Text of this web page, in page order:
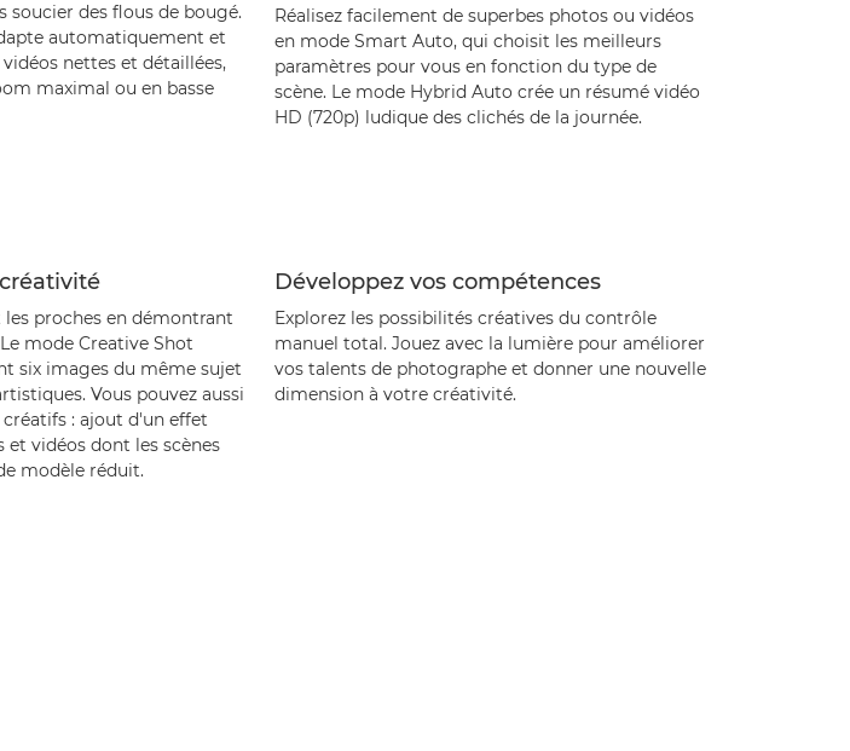
soucier des flous de bougé.
automatiquement et
nettes et détaillées,
maximal ou en basse
Réalisez facilement de superbes photos ou vidéos
en mode Smart Auto, qui choisit les meilleurs
paramètres pour vous en fonction du type de
scène. Le mode Hybrid Auto crée un résumé vidéo
HD (720p) ludique des clichés de la journée.
proches en démontrant
mode Creative Shot
six images du même sujet
Vous pouvez aussi
: ajout d'un effet
vidéos dont les scènes
modèle réduit.
Développez vos compétences
Explorez les possibilités créatives du contrôle
manuel total. Jouez avec la lumière pour améliorer
vos talents de photographe et donner une nouvelle
dimension à votre créativité.